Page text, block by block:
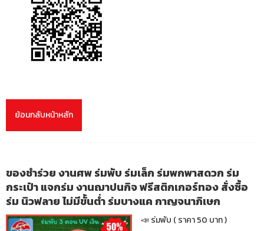
ย้อนกลับหน้าหลัก
ของชำร่วย งานศพ ร่มพับ ร่มเล็ก ร่มพกพาสดวก ร่ม
กระเป๋า แจกร่ม งานฌาปนกิจ ฟรีสติกเกอร์ทอง สั่งซื้อ
ร่ม นิวฟลาย ไม่มีขั้นต่ำ ร่มบางแค กาญจนาภิเษก
📣 ร่มพับ ( ราคา 50 บาท )